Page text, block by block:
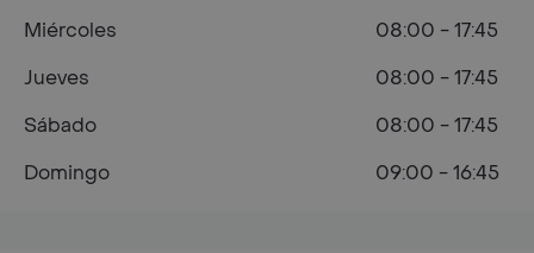
Miércoles
08:00 - 17:45
Jueves
08:00 - 17:45
Sábado
08:00 - 17:45
Domingo
09:00 - 16:45